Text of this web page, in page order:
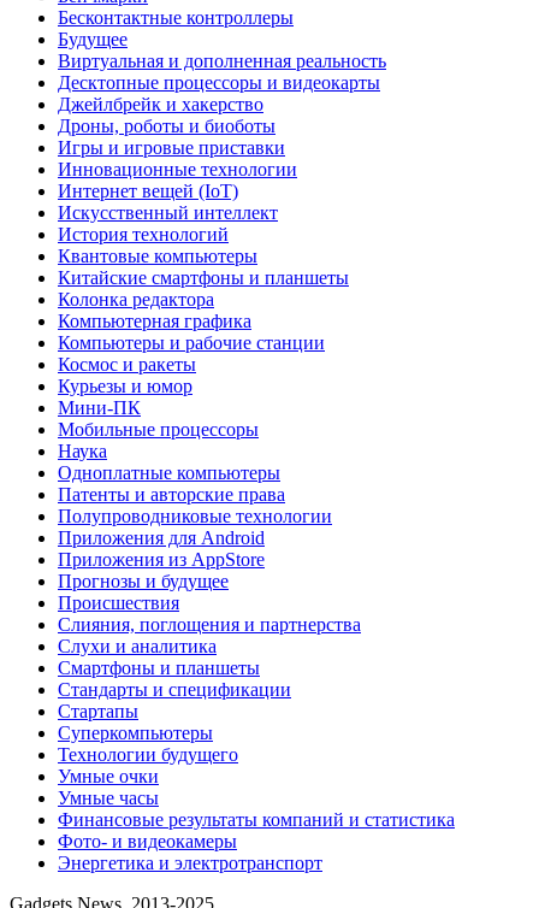
Бесконтактные контроллеры
Будущее
Виртуальная и дополненная реальность
Десктопные процессоры и видеокарты
Джейлбрейк и хакерство
Дроны, роботы и биоботы
Игры и игровые приставки
Инновационные технологии
Интернет вещей (IoT)
Искусственный интеллект
История технологий
Квантовые компьютеры
Китайские смартфоны и планшеты
Колонка редактора
Компьютерная графика
Компьютеры и рабочие станции
Космос и ракеты
Курьезы и юмор
Мини-ПК
Мобильные процессоры
Наука
Одноплатные компьютеры
Патенты и авторские права
Полупроводниковые технологии
Приложения для Android
Приложения из AppStore
Прогнозы и будущее
Происшествия
Слияния, поглощения и партнерства
Слухи и аналитика
Смартфоны и планшеты
Стандарты и спецификации
Стартапы
Суперкомпьютеры
Технологии будущего
Умные очки
Умные часы
Финансовые результаты компаний и статистика
Фото- и видеокамеры
Энергетика и электротранспорт